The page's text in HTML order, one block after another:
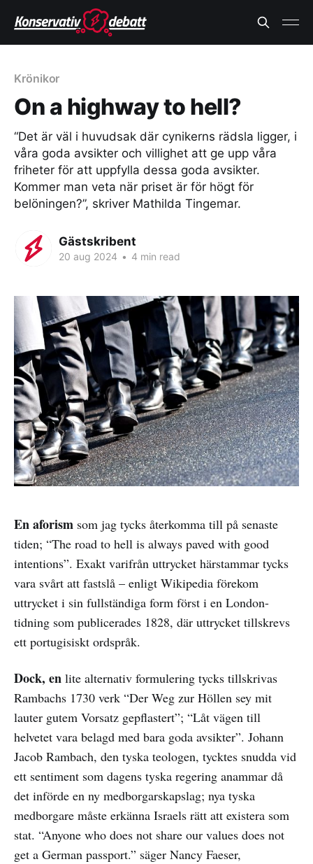
Krönikor
On a highway to hell?
“Det är väl i huvudsak där cynikerns rädsla ligger, i
våra goda avsikter och villighet att ge upp våra
friheter för att uppfylla dessa goda avsikter.
Kommer man veta när priset är för högt för
belöningen?”, skriver Mathilda Tingemar.
Gästskribent
20 aug 2024 • 4 min read
En aforism som jag tycks återkomma till på senaste
tiden; “The road to hell is always paved with good
intentions”. Exakt varifrån uttrycket härstammar tycks
vara svårt att fastslå – enligt Wikipedia förekom
uttrycket i sin fullständiga form först i en London-
tidning som publicerades 1828, där uttrycket tillskrevs
ett portugisiskt ordspråk.
Dock, en lite alternativ formulering tycks tillskrivas
Rambachs 1730 verk “Der Weg zur Höllen sey mit
lauter gutem Vorsatz gepflastert”; “Låt vägen till
helvetet vara belagd med bara goda avsikter”. Johann
Jacob Rambach, den tyska teologen, tycktes snudda vid
ett sentiment som dagens tyska regering anammar då
det införde en ny medborgarskapslag; nya tyska
medborgare måste erkänna Israels rätt att existera som
stat. “Anyone who does not share our values does not
get a German passport.” säger Nancy Faeser,